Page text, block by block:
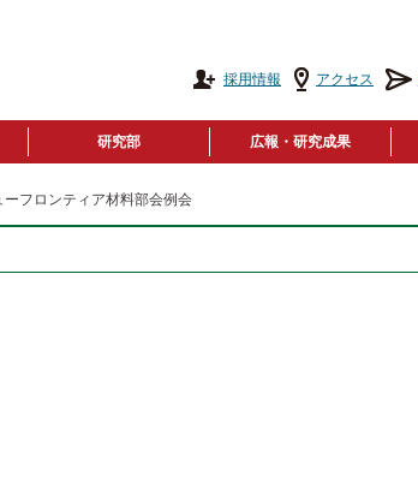
採用情報 アクセス
研究部 広報・研究成果
フロンティア材料部会例会